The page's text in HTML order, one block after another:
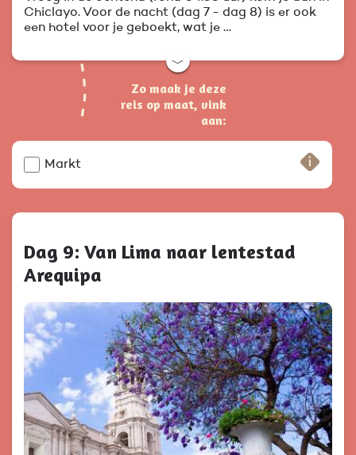
Chiclayo. Voor de nacht (dag 7 - dag 8) is er ook
een hotel voor je geboekt, wat je …
﹀
Zo maak je deze
reis op maat, vink
aan:
Markt
Dag 9: Van Lima naar lentestad
Arequipa